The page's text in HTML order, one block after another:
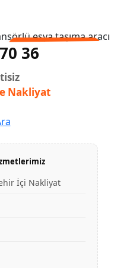
Güvenli Taşımacılık
36
Nakliyat
İçi Nakliyat